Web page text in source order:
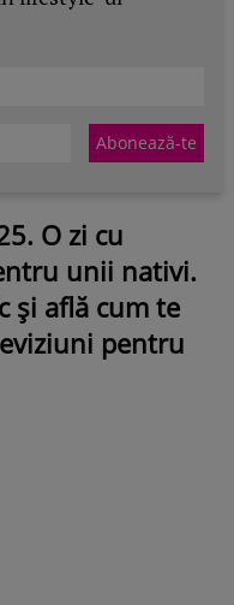
O zi cu
unii nativi.
și află cum te
pentru